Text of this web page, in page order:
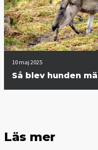
10 maj 2025
Så blev hunden
Läs mer